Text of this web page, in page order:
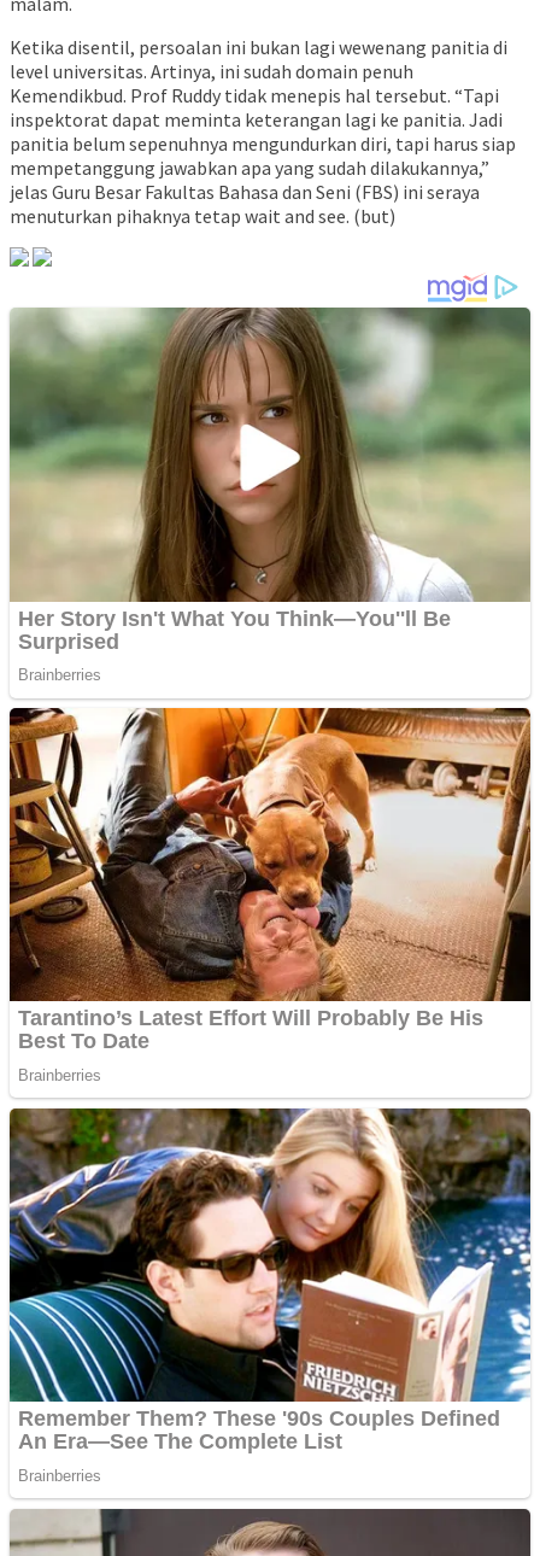
Ketika disentil, persoalan ini bukan lagi wewenang panitia di
level universitas. Artinya, ini sudah domain penuh
Kemendikbud. Prof Ruddy tidak menepis hal tersebut. “Tapi
inspektorat dapat meminta keterangan lagi ke panitia. Jadi
panitia belum sepenuhnya mengundurkan diri, tapi harus siap
mempetanggung jawabkan apa yang sudah dilakukannya,”
jelas Guru Besar Fakultas Bahasa dan Seni (FBS) ini seraya
menuturkan pihaknya tetap wait and see. (but)